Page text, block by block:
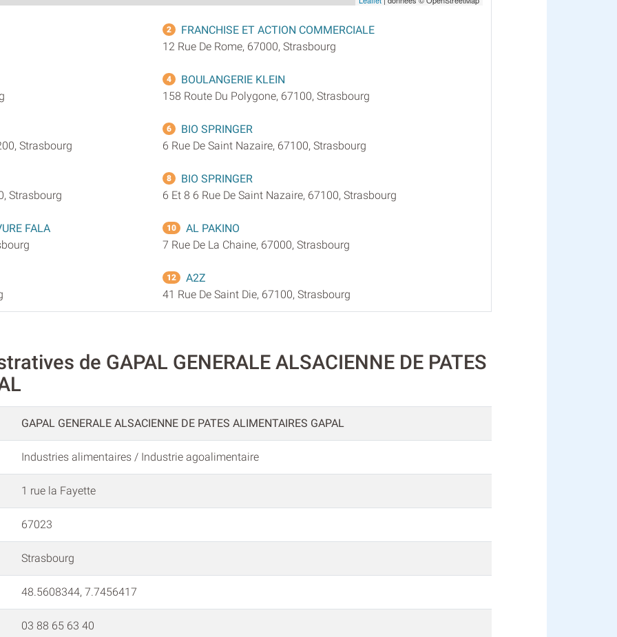
2
FRANCHISE ET ACTION COMMERCIALE
12 Rue De Rome, 67000, Strasbourg
4
BOULANGERIE KLEIN
158 Route Du Polygone, 67100, Strasbourg
Strasbourg
6
BIO SPRINGER
6 Rue De Saint Nazaire, 67100, Strasbourg
Strasbourg
8
BIO SPRINGER
6 Et 8 6 Rue De Saint Nazaire, 67100, Strasbourg
FALA
10
AL PAKINO
7 Rue De La Chaine, 67000, Strasbourg
12
A2Z
41 Rue De Saint Die, 67100, Strasbourg
de GAPAL GENERALE ALSACIENNE DE PATES
GAPAL GENERALE ALSACIENNE DE PATES ALIMENTAIRES GAPAL
Industries alimentaires / Industrie agoalimentaire
1 rue la Fayette
67023
Strasbourg
48.5608344, 7.7456417
03 88 65 63 40